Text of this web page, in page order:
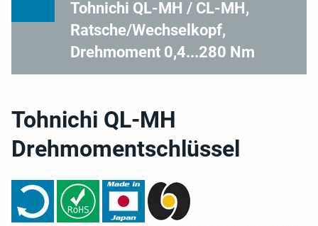
Tohnichi QL-MH / CL-MH,
Ratsche/Wechselkopf,
Drehmoment 0,4...280 Nm
Tohnichi QL-MH
Drehmomentschlüssel